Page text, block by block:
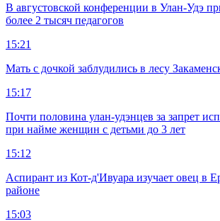
В августовской конференции в Улан-Удэ
более 2 тысяч педагогов
15:21
Мать с дочкой заблудились в лесу
15:17
Почти половина улан-удэнцев за запрет
при найме женщин с детьми до 3 лет
15:12
Аспирант из Кот-д'Ивуара изучает овец в
районе
15:03